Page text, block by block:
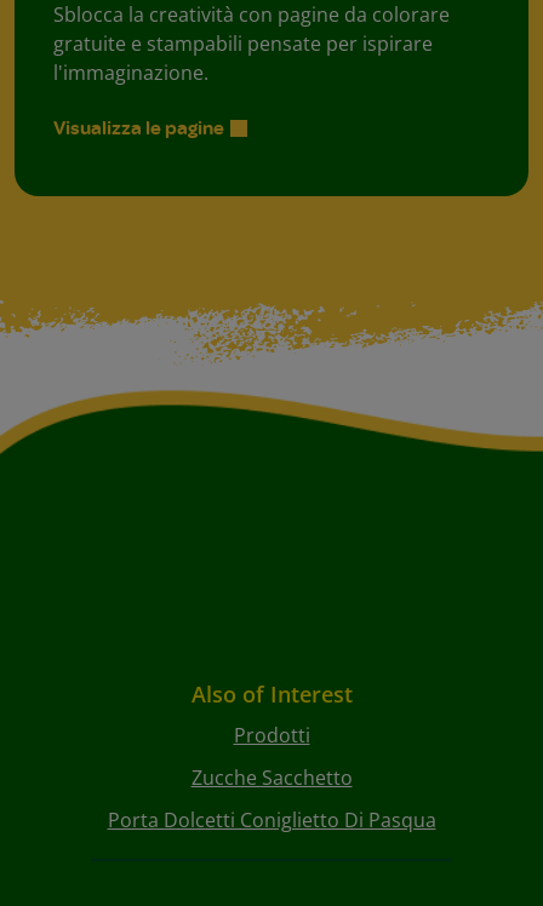
Sblocca la creatività con pagine da colorare
gratuite e stampabili pensate per ispirare
l'immaginazione.
Visualizza le pagine
Also of Interest
Prodotti
Zucche Sacchetto
Porta Dolcetti Coniglietto Di Pasqua